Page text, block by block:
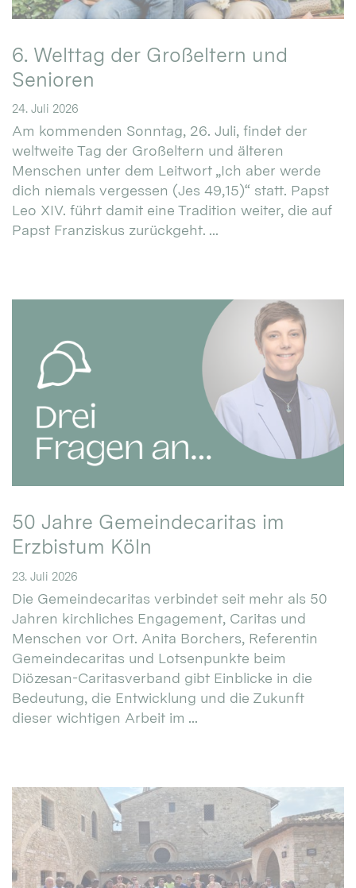
6. Welttag der Großeltern und
Senioren
24. Juli 2026
Am kommenden Sonntag, 26. Juli, findet der
weltweite Tag der Großeltern und älteren
Menschen unter dem Leitwort „Ich aber werde
dich niemals vergessen (Jes 49,15)“ statt. Papst
Leo XIV. führt damit eine Tradition weiter, die auf
Papst Franziskus zurückgeht. ...
50 Jahre Gemeindecaritas im
Erzbistum Köln
23. Juli 2026
Die Gemeindecaritas verbindet seit mehr als 50
Jahren kirchliches Engagement, Caritas und
Menschen vor Ort. Anita Borchers, Referentin
Gemeindecaritas und Lotsenpunkte beim
Diözesan-Caritasverband gibt Einblicke in die
Bedeutung, die Entwicklung und die Zukunft
dieser wichtigen Arbeit im ...